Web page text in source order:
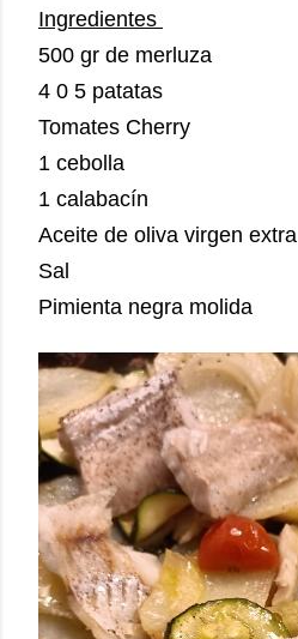
Ingredientes
500 gr de merluza
4 0 5 patatas
Tomates Cherry
1 cebolla
1 calabacín
Aceite de oliva virgen extra
Sal
Pimienta negra molida